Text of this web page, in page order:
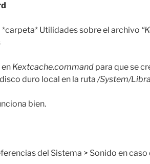
*carpeta* Utilidades sobre el archivo
Kextcache.command para que se
duro local en la ruta /System/
bien.
del Sistema > Sonido en